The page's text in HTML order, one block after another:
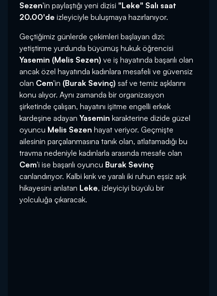
Sezen'in paylaştığı yeni dizisi "Leke" Salı saat
20.00'de izleyiciyle buluşmaya hazırlanıyor.
Geçtiğimiz günlerde çekimleri başlayan dizi;
yetiştirme yurdunda büyümüş hukuk öğrencisi
Yasemin (Melis Sezen) ve iş hayatında başarılı olan
ancak özel hayatında kadınlara mesafeli ve güvensiz
olan Cem'in (Burak Sevinç) saf ve temiz aşklarını
konu alıyor. Aynı zamanda bir organizasyon
şirketinde çalışan, hayatını işitme engelli erkek
kardeşine adayan Yasemin karakterine dizide güzel
oyuncu Melis Sezen hayat veriyor. Geçmişte
ailesinin parçalanmasına tanık olan, atlatamadığı bu
travma nedeniyle kadınlarla arasında mesafe olan
Cem'i ise başarılı oyuncu Burak Sevinç
canlandırıyor. Kalbi kırık ve yaralı iki ruhun eşsiz aşk
hikayesini anlatan Leke, izleyiciyi büyülü bir
yolculuğa çıkaracak.